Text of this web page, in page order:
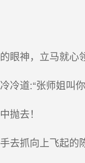
神，立马就心
道:“张师姐叫
抛去！
抓向上飞起的